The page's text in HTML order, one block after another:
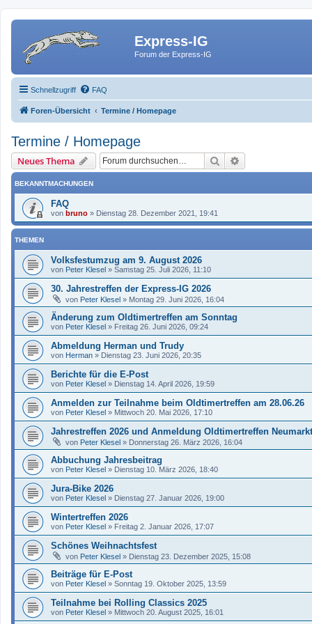
Express-IG
Forum der Express-IG
Schnellzugriff FAQ
Foren-Übersicht Termine / Homepage
Termine / Homepage
Neues Thema Suche
BEKANNTMACHUNGEN
FAQ
von bruno » Dienstag 28. Dezember 2021, 19:41
THEMEN
Volksfestumzug am 9. August 2026
von Peter Klesel » Samstag 25. Juli 2026, 11:10
30. Jahrestreffen der Express-IG 2026
von Peter Klesel » Montag 29. Juni 2026, 16:04
Änderung zum Oldtimertreffen am Sonntag
von Peter Klesel » Freitag 26. Juni 2026, 09:24
Abmeldung Herman und Trudy
von Herman » Dienstag 23. Juni 2026, 20:35
Berichte für die E-Post
von Peter Klesel » Dienstag 14. April 2026, 19:59
Anmelden zur Teilnahme beim Oldtimertreffen am 28.06.26
von Peter Klesel » Mittwoch 20. Mai 2026, 17:10
Jahrestreffen 2026 und Anmeldung Oldtimertreffen Neumarkt
von Peter Klesel » Donnerstag 26. März 2026, 16:04
Abbuchung Jahresbeitrag
von Peter Klesel » Dienstag 10. März 2026, 18:40
Jura-Bike 2026
von Peter Klesel » Dienstag 27. Januar 2026, 19:00
Wintertreffen 2026
von Peter Klesel » Freitag 2. Januar 2026, 17:07
Schönes Weihnachtsfest
von Peter Klesel » Dienstag 23. Dezember 2025, 15:08
Beiträge für E-Post
von Peter Klesel » Sonntag 19. Oktober 2025, 13:59
Teilnahme bei Rolling Classics 2025
von Peter Klesel » Mittwoch 20. August 2025, 16:01